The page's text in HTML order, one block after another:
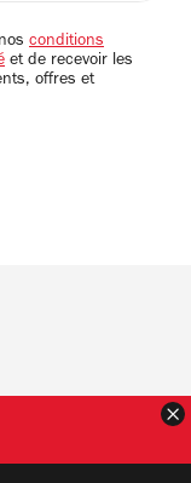
conditions
et de recevoir les
offres et